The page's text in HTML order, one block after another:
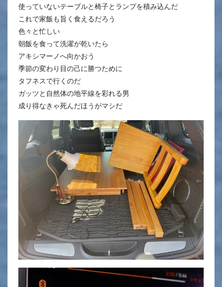
使っていないテーブルと椅子とランプを積み込んだ
これで家飯も旨く食えるだろう
色々と忙しい
朝飯を食って洗濯が乾いたら
アキシマーノへ向かおう
季節の変わり目の己に勝つために
タフネスで行くのだ
ガッツと自然体の地平線を彩れる男
成り得なきゃ死んだほうがマシだ